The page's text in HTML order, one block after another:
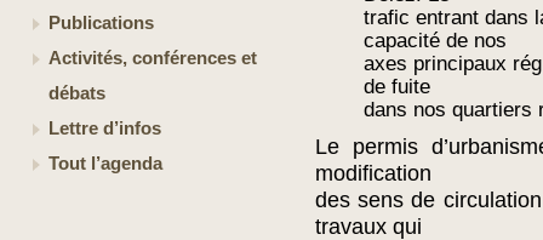
Publications
Activités, conférences et
débats
Lettre d’infos
Tout l’agenda
trafic entrant dans
capacité de nos
axes principaux
de fuite
dans nos quartiers
Le permis
modification
des sens de
travaux qui